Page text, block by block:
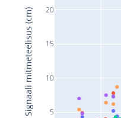
5
10
15
20
Signaali mitmeteelisus (cm)